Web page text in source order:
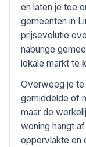
en laten je toe
gemeenten in
prijsevolutie
naburige
lokale markt te
Overweeg je te
gemiddelde of
maar de
woning hangt
oppervlakte en